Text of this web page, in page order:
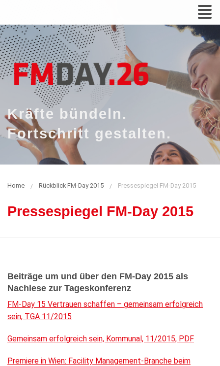
Kräfte bündeln.
Fortschritt gestalten.
Home Rückblick FM-Day 2015 Pressespiegel FM-Day 2015
Pressespiegel FM-Day 2015
Beiträge um und über den FM-Day 2015 als
Nachlese zur Tageskonferenz
FM-Day 15 Vertrauen schaffen – gemeinsam erfolgreich
sein, TGA 11/2015
Gemeinsam erfolgreich sein, Kommunal, 11/2015, PDF
Premiere in Wien: Facility Management-Branche beim